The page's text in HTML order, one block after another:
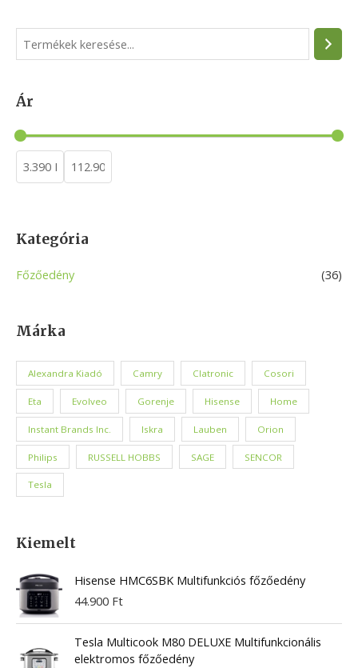
e
r
c
h
Ár
Kategória
Főzőedény (36)
Márka
Alexandra Kiadó Camry Clatronic Cosori
Eta Evolveo Gorenje Hisense Home
Instant Brands Inc. Iskra Lauben Orion
Philips RUSSELL HOBBS SAGE SENCOR
Tesla
Kiemelt
Hisense HMC6SBK Multifunkciós főzőedény
44.900 Ft
Tesla Multicook M80 DELUXE Multifunkcionális
elektromos főzőedény